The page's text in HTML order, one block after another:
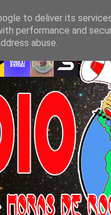
to deliver its
performance and
abuse.